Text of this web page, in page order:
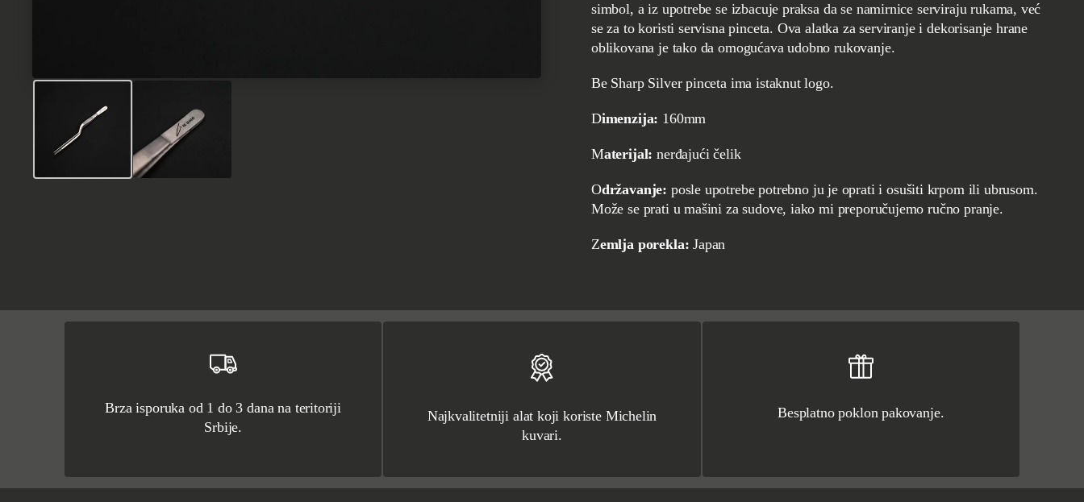
simbol, a iz upotrebe se izbacuje praksa da se namirnice serviraju rukama, već
se za to koristi servisna pinceta. Ova alatka za serviranje i dekorisanje hrane
oblikovana je tako da omogućava udobno rukovanje.
Be Sharp Silver pinceta ima istaknut logo.
Dimenzija: 160mm
Materijal: nerđajući čelik
Održavanje: posle upotrebe potrebno ju je oprati i osušiti krpom ili ubrusom.
Može se prati u mašini za sudove, iako mi preporučujemo ručno pranje.
Zemlja porekla: Japan
Brza isporuka od 1 do 3 dana na teritoriji
Srbije.
Najkvalitetniji alat koji koriste Michelin
kuvari.
Besplatno poklon pakovanje.